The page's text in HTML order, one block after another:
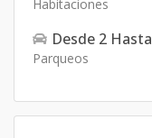
Habitaciones
Desde 2 Hasta
Parqueos